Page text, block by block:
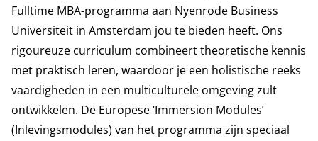
Fulltime MBA-programma aan Nyenrode Business
Universiteit in Amsterdam jou te bieden heeft. Ons
rigoureuze curriculum combineert theoretische kennis
met praktisch leren, waardoor je een holistische reeks
vaardigheden in een multiculturele omgeving zult
ontwikkelen. De Europese ‘Immersion Modules’
(Inlevingsmodules) van het programma zijn speciaal